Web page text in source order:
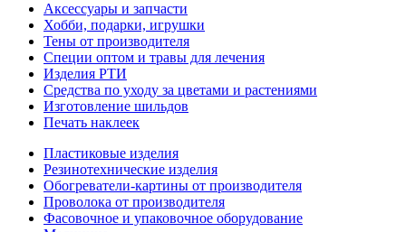
Аксессуары и запчасти
Хобби, подарки, игрушки
Тены от производителя
Специи оптом и травы для лечения
Изделия РТИ
Средства по уходу за цветами и растениями
Изготовление шильдов
Печать наклеек
Пластиковые изделия
Резинотехнические изделия
Обогреватели-картины от производителя
Проволока от производителя
Фасовочное и упаковочное оборудование